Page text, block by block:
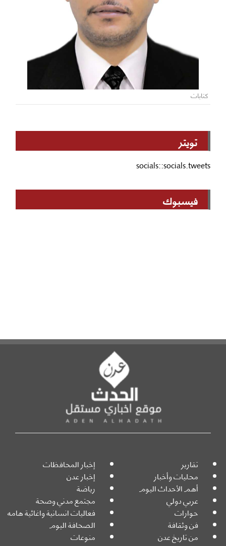
كتابات
تويتر
socials::socials.tweets
فيسبوك
تقارير إخبار المحافظات
محليات وأخبار إخبار عدن
أهم الأحداث اليوم رياضة
عربي دولي مجتمع مدني وصحة
حوارات فعاليات انسانية واغاثية هامه
فن وثقافة الصحافة اليوم
من تاريخ عدن منوعات